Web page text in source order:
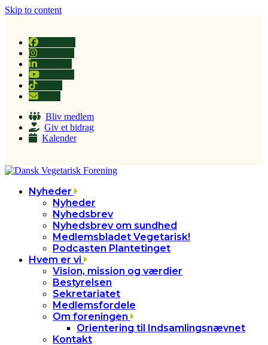
Skip to content
Tiktok
Bliv medlem
Giv et bidrag
Kalender
Nyheder
Nyheder
Nyhedsbrev
Nyhedsbrev om sundhed
Medlemsbladet Vegetarisk!
Podcasten Plantetinget
Hvem er vi
Vision, mission og værdier
Bestyrelsen
Sekretariatet
Medlemsfordele
Om foreningen
Orientering til Indsamlingsnævnet
Kontakt